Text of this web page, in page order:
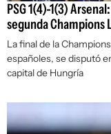
PSG 1(4)-1(3)
segunda Champions
La final de la
españoles, se disputó
capital de Hungría